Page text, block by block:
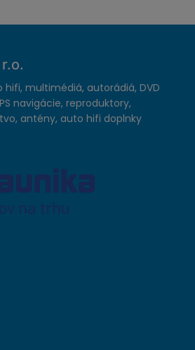
multimédiá, autorádiá, DVD
navigácie, reproduktory,
antény, auto hifi doplnky